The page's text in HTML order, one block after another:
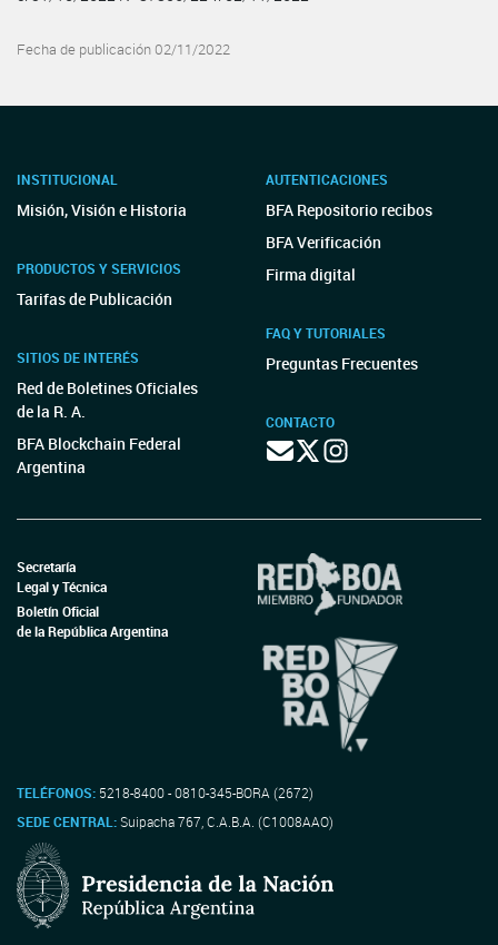
Fecha de publicación 02/11/2022
INSTITUCIONAL
Misión, Visión e Historia
PRODUCTOS Y SERVICIOS
Tarifas de Publicación
SITIOS DE INTERÉS
Red de Boletines Oficiales
de la R. A.
BFA Blockchain Federal
Argentina
AUTENTICACIONES
BFA Repositorio recibos
BFA Verificación
Firma digital
FAQ Y TUTORIALES
Preguntas Frecuentes
CONTACTO
Secretaría
Legal y Técnica
Boletín Oficial
de la República Argentina
TELÉFONOS: 5218-8400 - 0810-345-BORA (2672)
SEDE CENTRAL:Suipacha 767, C.A.B.A. (C1008AAO)